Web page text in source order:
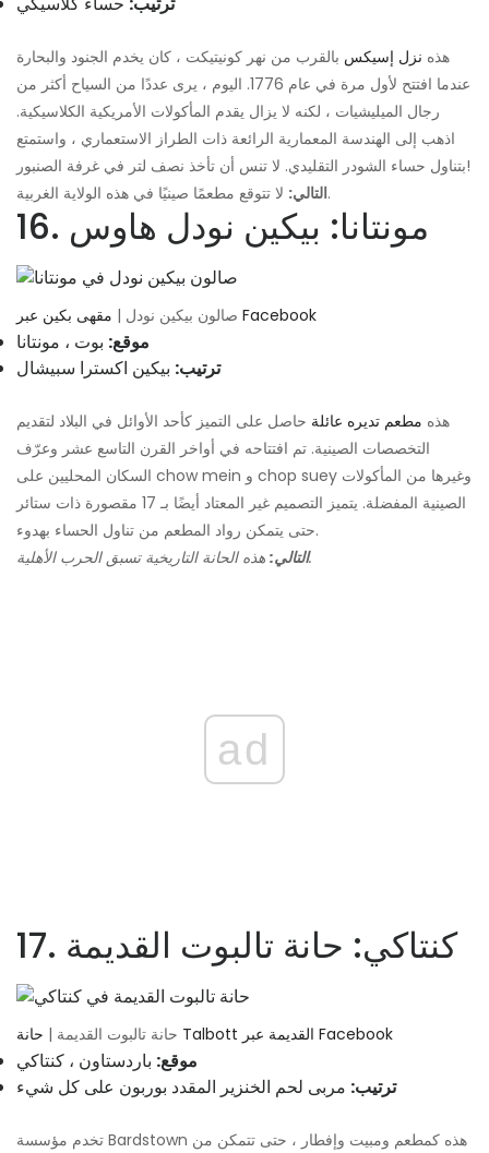
هذه نزل إسيكس بالقرب من نهر كونيتيكت ، كان يخدم الجنود والبحارة
عندما افتتح لأول مرة في عام 1776. اليوم ، يرى عددًا من السياح أكثر من
رجال الميليشيات ، لكنه لا يزال يقدم المأكولات الأمريكية الكلاسيكية.
اذهب إلى الهندسة المعمارية الرائعة ذات الطراز الاستعماري ، واستمتع
بتناول حساء الشودر التقليدي. لا تنس أن تأخذ نصف لتر في غرفة الصنبور!
التالي:لا تتوقع مطعمًا صينيًا في هذه الولاية الغربية.
16. مونتانا: بيكين نودل هاوس
صالون بيكين نودل | مقهى بكين عبر Facebook
موقع: بوت ، مونتانا
ترتيب: بيكين اكسترا سبيشال
هذه مطعم تديره عائلة حاصل على التميز كأحد الأوائل في البلاد لتقديم
التخصصات الصينية. تم افتتاحه في أواخر القرن التاسع عشر وعرّف
السكان المحليين على chow mein و chop suey وغيرها من المأكولات
الصينية المفضلة. يتميز التصميم غير المعتاد أيضًا بـ 17 مقصورة ذات ستائر
حتى يتمكن رواد المطعم من تناول الحساء بهدوء.
التالي:هذه الحانة التاريخية تسبق الحرب الأهلية.
ad
17. كنتاكي: حانة تالبوت القديمة
حانة تالبوت القديمة | حانة Talbott القديمة عبر Facebook
موقع: باردستاون ، كنتاكي
ترتيب: مربى لحم الخنزير المقدد بوربون على كل شيء
تخدم مؤسسة Bardstown هذه كمطعم ومبيت وإفطار ، حتى تتمكن من